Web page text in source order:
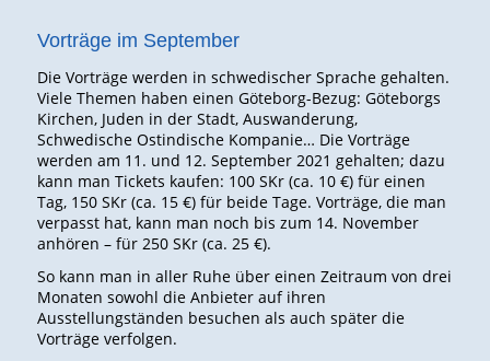
Vorträge im September
Die Vorträge werden in schwedischer Sprache gehalten.
Viele Themen haben einen Göteborg-Bezug: Göteborgs
Kirchen, Juden in der Stadt, Auswanderung,
Schwedische Ostindische Kompanie… Die Vorträge
werden am 11. und 12. September 2021 gehalten; dazu
kann man Tickets kaufen: 100 SKr (ca. 10 €) für einen
Tag, 150 SKr (ca. 15 €) für beide Tage. Vorträge, die man
verpasst hat, kann man noch bis zum 14. November
anhören – für 250 SKr (ca. 25 €).
So kann man in aller Ruhe über einen Zeitraum von drei
Monaten sowohl die Anbieter auf ihren
Ausstellungständen besuchen als auch später die
Vorträge verfolgen.